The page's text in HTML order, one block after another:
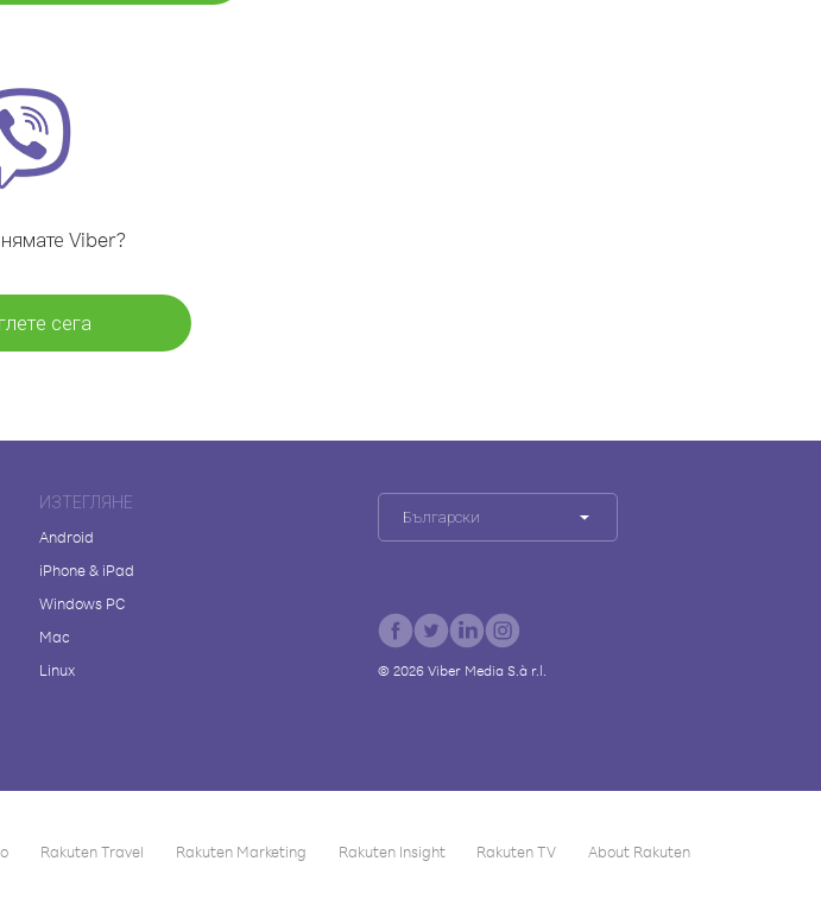
Viber?
сега
ИЗТЕГЛЯНЕ
Android
iPhone & iPad
Windows PC
Mac
Linux
Български
© 2026 Viber Media S.à r.l.
Rakuten Travel Rakuten Marketing Rakuten Insight Rakuten TV About Rakuten